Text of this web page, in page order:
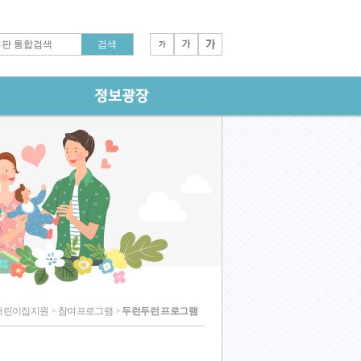
린이집지원 > 참여프로그램 > 두런두런 프로그램